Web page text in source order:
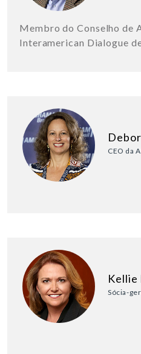
Membro do Conselho de
Interamerican Dialogue
CEO da
Kellie
Sócia-